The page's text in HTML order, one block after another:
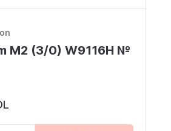
M2 (3/0) W9116H №